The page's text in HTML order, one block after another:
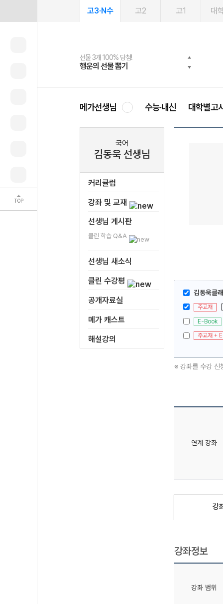
TOP
고3·N수 고2 고1 대
선물 3개 100% 당첨!
행운의 선물 뽑기
선물 100% 증정!
메가스터디 X 올리브
여름방학 스터디 캐시백
메가런 썸머스쿨
2027 러셀 단과
강사 공개선발
스마트러닝앱
설문 EVENT
메가패스
3일 무료 체험권
메가패스 수강생 무료혜택!
메가클럽 멤버십
사회공헌 캠페인
희망이룸 메가나눔
메가선생님 수능·내신 대학별고
국어
김동욱 선생님
커리큘럼
강좌 및 교재
선생님 게시판
클린 학습 Q&A
선생님 새소식
클린 수강평
공개자료실
메가 캐스트
해설강의
김동욱클
주교재
E-Book
주교재 +
※ 강좌를 수강 신
연계 강좌
강
강좌정보
강좌 범위